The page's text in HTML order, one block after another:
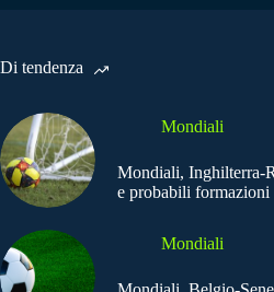
Di tendenza
Mondiali
Mondiali, Inghilterra-
e probabili formazioni
Mondiali